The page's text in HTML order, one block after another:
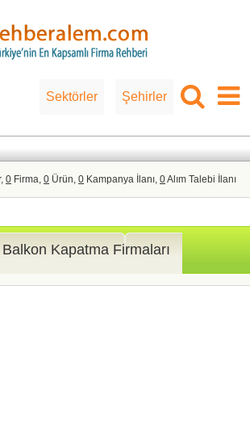
Sektörler Şehirler
0 Firma, 0 Ürün, 0 Kampanya İlanı, 0Alım Talebi İlanı
Kapatma Firmaları